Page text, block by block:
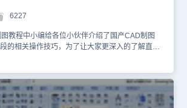
起来学习建筑CAD制图吧！
6227
教程中小编给各位小伙伴介绍了国产CAD制图
的相关操作技巧，为了让大家更深入的了解直线
例直线梯段的绘图实例如下：根据结构上梁位置
下剖段位置得到下面7种绘制结果。 还有需要注
时，防滑条的稀密是靠楼梯踏步表示，事先要选